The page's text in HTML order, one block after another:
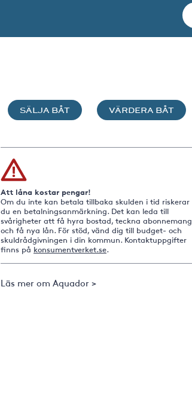
SÄLJA BÅT VÄRDERA BÅT
Att låna kostar pengar!
Om du inte kan betala tillbaka skulden i tid riskerar
du en betalningsanmärkning. Det kan leda till
svårigheter att få hyra bostad, teckna abonnemang
och få nya lån. För stöd, vänd dig till budget- och
skuldrådgivningen i din kommun. Kontaktuppgifter
finns på konsumentverket.se.
Läs mer om Aquador >